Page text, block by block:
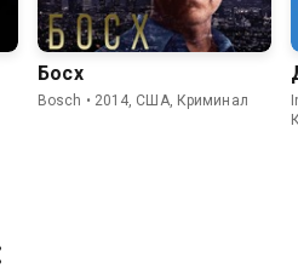
Босх
Bosch • 2014, США, Криминал